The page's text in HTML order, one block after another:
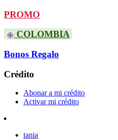
PROMO
COLOMBIA
Bonos Regalo
Crédito
Abonar a mi crédito
Activar mi crédito
tania